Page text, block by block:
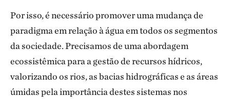
Por isso, é necessário promover uma mudança de
paradigma em relação à água em todos os segmentos
da sociedade. Precisamos de uma abordagem
ecossistêmica para a gestão de recursos hídricos,
valorizando os rios, as bacias hidrográficas e as áreas
úmidas pela importância destes sistemas nos